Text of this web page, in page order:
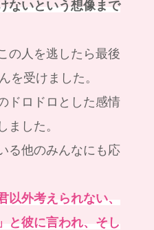
ないという想像まで
の人を逃したら最後
を受けました。
ドロドロとした感情
ました。
る他のみんなにも応
以外考えられない、
と彼に言われ、そし